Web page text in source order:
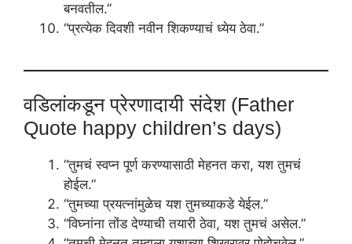
बनवतील.”
“प्रत्येक दिवशी नवीन शिकण्याचं ध्येय ठेवा.”
वडिलांकडून प्रेरणादायी संदेश (Father
Quote happy children’s days)
“तुमचं स्वप्न पूर्ण करण्यासाठी मेहनत करा, यश तुमचं
होईल.”
“तुमच्या प्रयत्नांमुळेच यश तुमच्याकडे येईल.”
“विघ्नांना तोंड देण्याची तयारी ठेवा, यश तुमचं असेल.”